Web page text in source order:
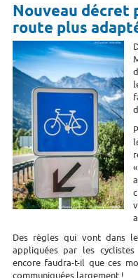
Nouveau décret
route plus
Des règles qui vont dans
appliquées par les
encore faudra-t-il que ces
communiquées largement !